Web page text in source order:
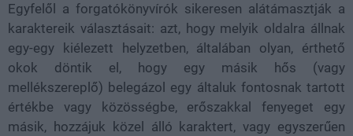
Egyfelől a forgatókönyvírók sikeresen alátámasztják a
karaktereik választásait: azt, hogy melyik oldalra állnak
egy-egy kiélezett helyzetben, általában olyan, érthető
okok döntik el, hogy egy másik hős (vagy
mellékszereplő) belegázol egy általuk fontosnak tartott
értékbe vagy közösségbe, erőszakkal fenyeget egy
másik, hozzájuk közel álló karaktert, vagy egyszerűen